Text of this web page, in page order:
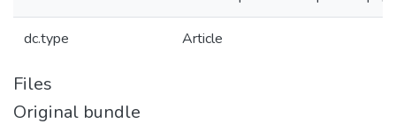
dc.type Article
Files
Original bundle